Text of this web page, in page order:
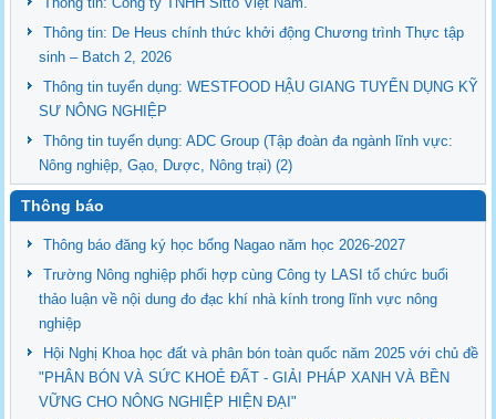
Thông tin: De Heus chính thức khởi động Chương trình Thực tập
sinh – Batch 2, 2026
Thông tin tuyển dụng: WESTFOOD HẬU GIANG TUYỂN DỤNG KỸ
SƯ NÔNG NGHIỆP
Thông tin tuyển dụng: ADC Group (Tập đoàn đa ngành lĩnh vực:
Nông nghiệp, Gạo, Dược, Nông trại) (2)
Thông báo
Thông báo đăng ký học bổng Nagao năm học 2026-2027
Trường Nông nghiệp phối hợp cùng Công ty LASI tổ chức buổi
thảo luận về nội dung đo đạc khí nhà kính trong lĩnh vực nông
nghiệp
Hội Nghị Khoa học đất và phân bón toàn quốc năm 2025 với chủ đề
"PHÂN BÓN VÀ SỨC KHOẺ ĐẤT - GIẢI PHÁP XANH VÀ BỀN
VỮNG CHO NÔNG NGHIỆP HIỆN ĐẠI"